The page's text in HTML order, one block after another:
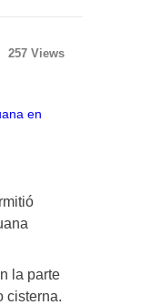
257 Views
la parte
cisterna.